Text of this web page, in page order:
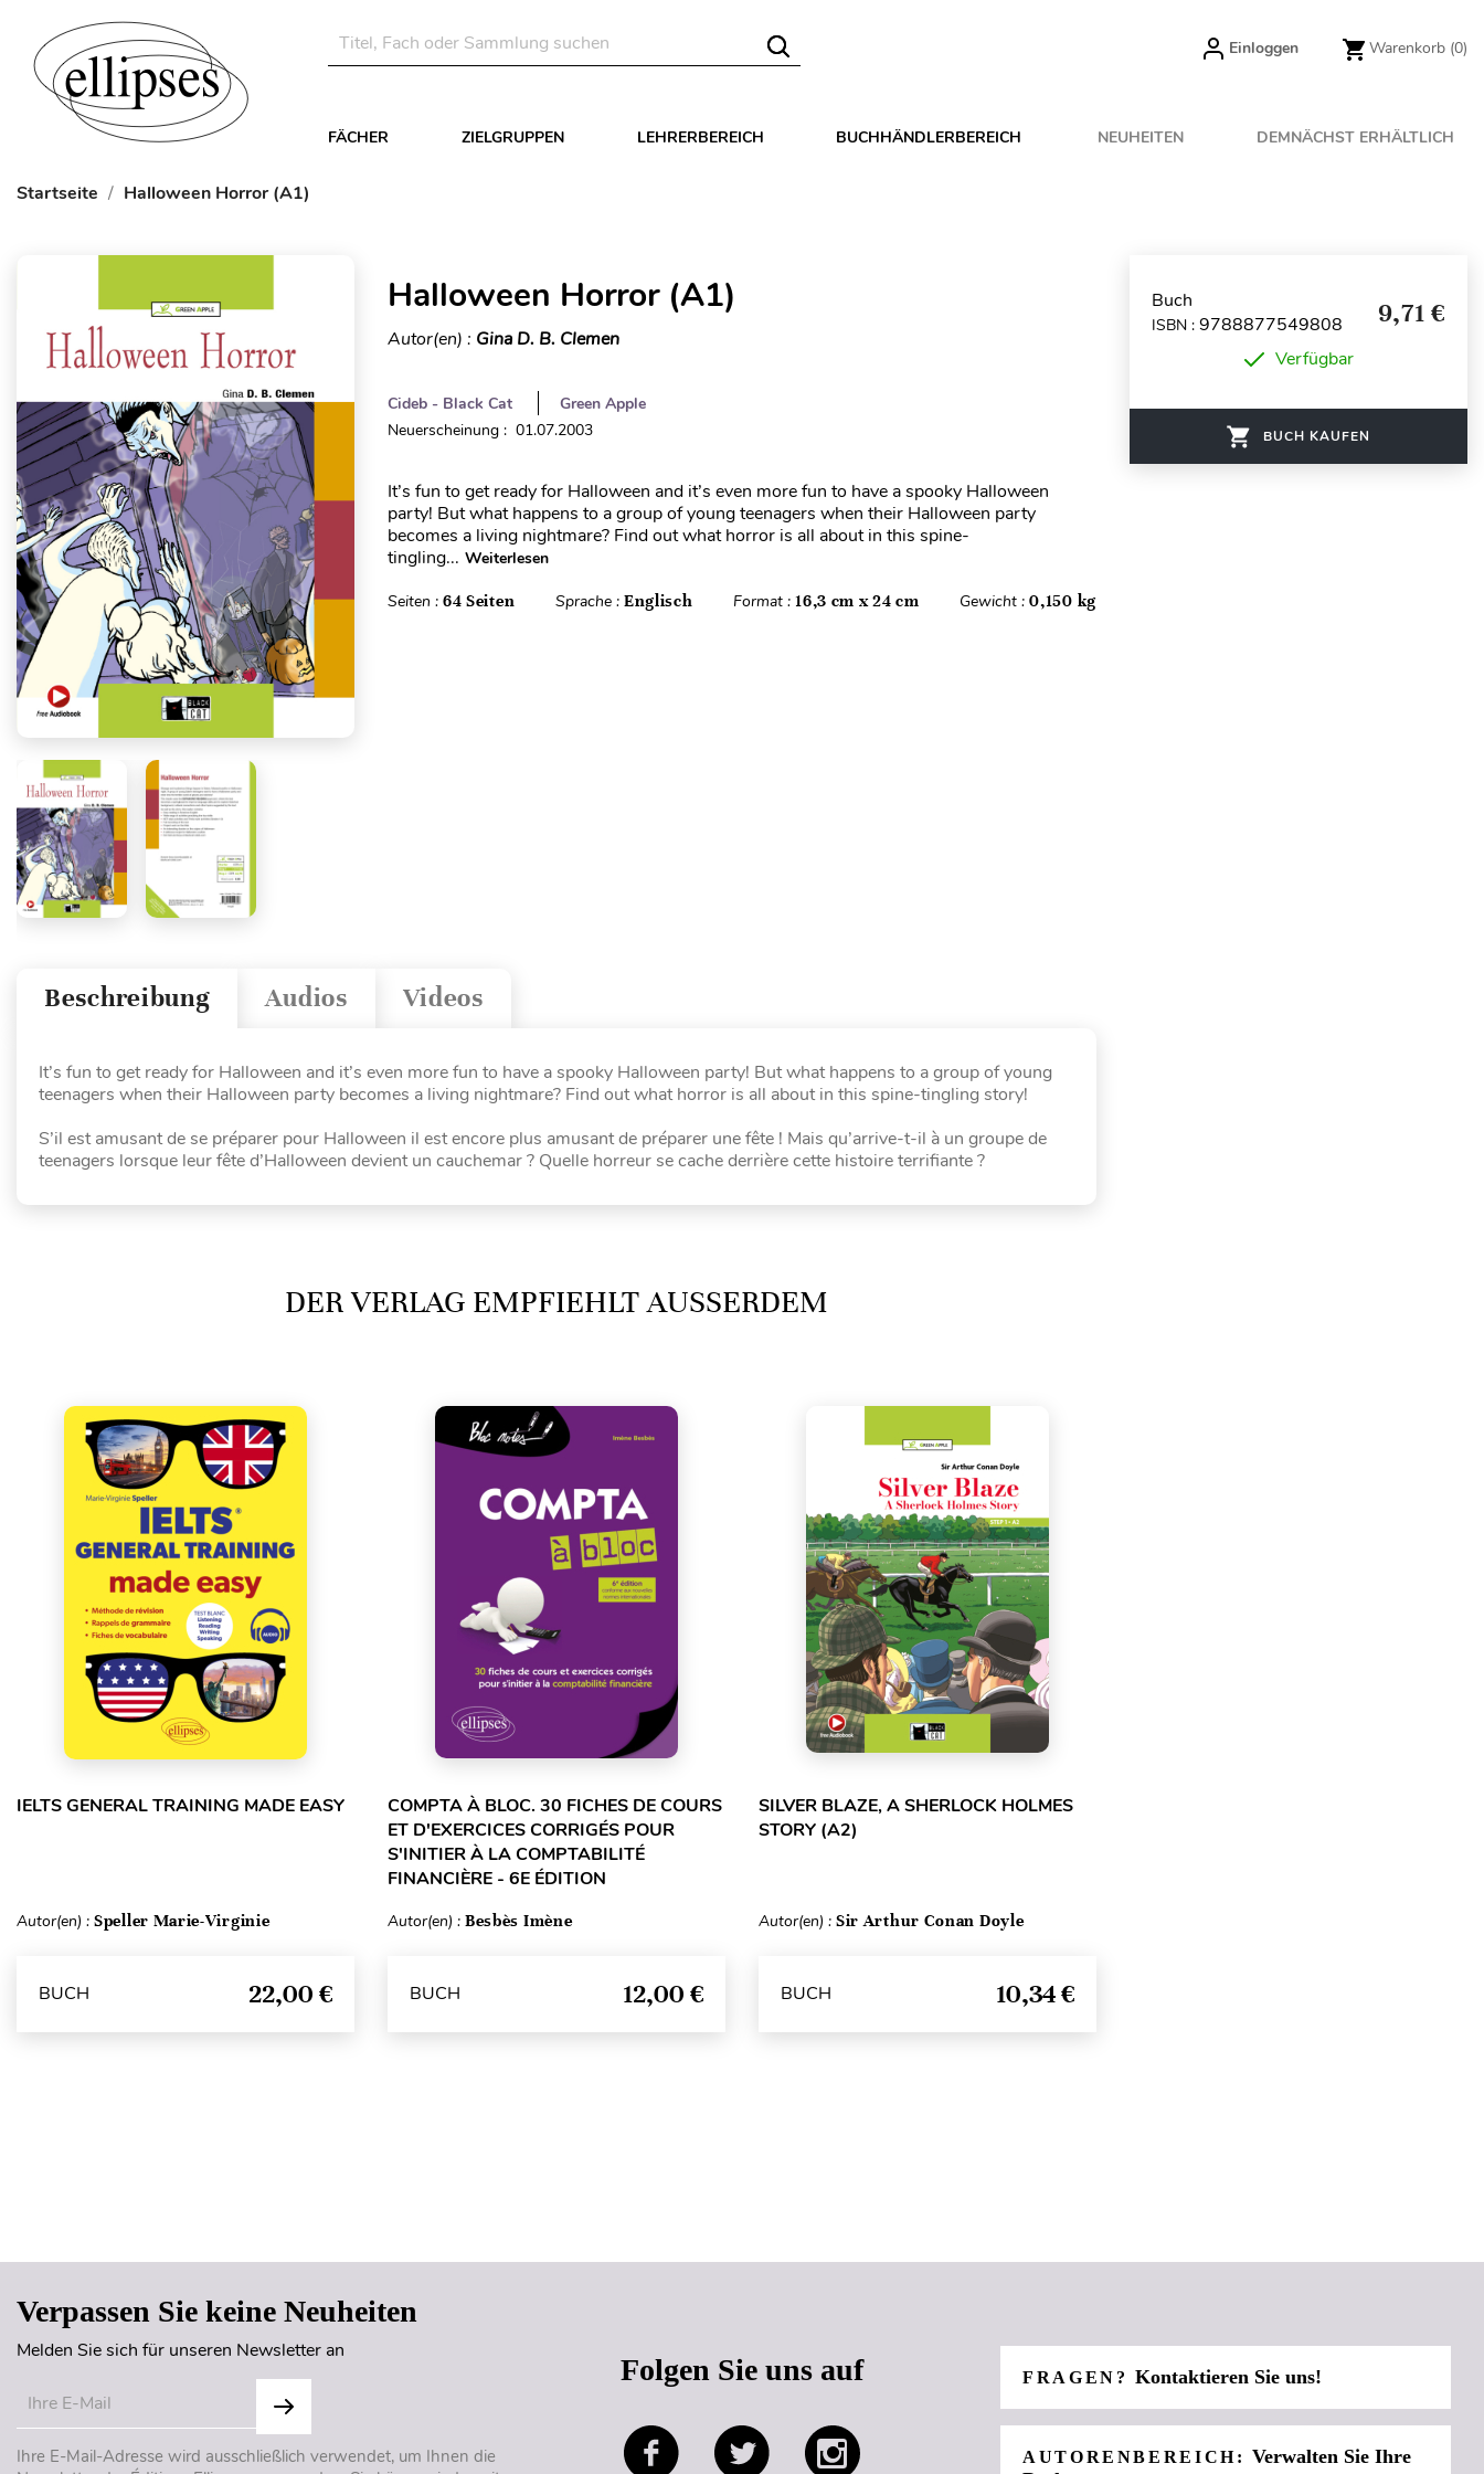
Einloggen Warenkorb (0)
FÄCHER ZIELGRUPPEN LEHRERBEREICH BUCHHÄNDLERBEREICH NEUHEITEN DEMNÄCHST ERHÄLTLICH
Startseite Halloween Horror (A1)
Halloween Horror (A1)
Autor(en) : Gina D. B. Clemen
Cideb - Black Cat
Green Apple
Neuerscheinung : 01.07.2003
It’s fun to get ready for Halloween and it’s even more fun to have a spooky Halloween
party! But what happens to a group of young teenagers when their Halloween party
becomes a living nightmare? Find out what horror is all about in this spine-
tingling... Weiterlesen
Seiten : 64 Seiten Sprache : Englisch Format :16,3 cm x 24 cm Gewicht :0,150 kg
Videos
Audios
Beschreibung
It’s fun to get ready for Halloween and it’s even more fun to have a spooky Halloween party! But what happens to a group of young
teenagers when their Halloween party becomes a living nightmare? Find out what horror is all about in this spine-tingling story!
S’il est amusant de se préparer pour Halloween il est encore plus amusant de préparer une fête ! Mais qu’arrive-t-il à un groupe de
teenagers lorsque leur fête d’Halloween devient un cauchemar ? Quelle horreur se cache derrière cette histoire terrifiante ?
DER VERLAG EMPFIEHLT AUSSERDEM
IELTS GENERAL TRAINING MADE EASY
Autor(en) : Speller Marie-Virginie
BUCH 22,00 €
COMPTA À BLOC. 30 FICHES DE COURS
ET D'EXERCICES CORRIGÉS POUR
S'INITIER À LA COMPTABILITÉ
FINANCIÈRE - 6E ÉDITION
Autor(en) : Besbès Imène
BUCH 12,00 €
SILVER BLAZE, A SHERLOCK HOLMES
STORY (A2)
Autor(en) : Sir Arthur Conan Doyle
BUCH 10,34 €
Buch
ISBN : 9788877549808 9,71 €
Verfügbar
BUCH KAUFEN
Verpassen Sie keine Neuheiten
Melden Sie sich für unseren Newsletter an
Ihre E-Mail-Adresse wird ausschließlich verwendet, um Ihnen die
Folgen Sie uns auf FRAGEN?Kontaktieren Sie uns!
AUTORENBEREICH:Verwalten Sie Ihre